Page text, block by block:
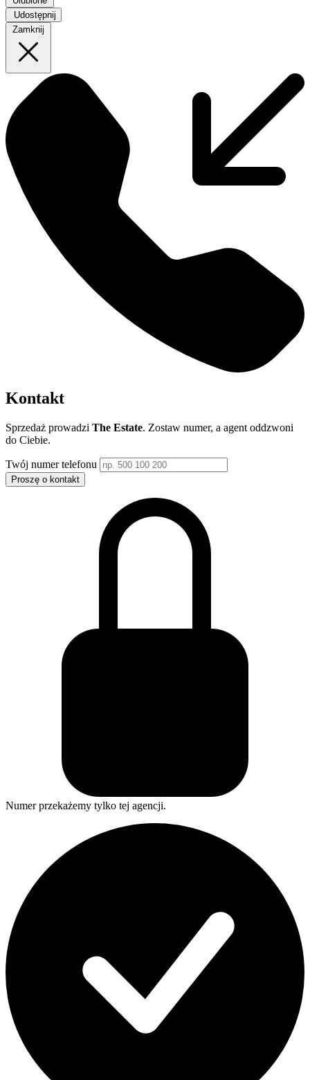
Udostępnij
Zamknij
Kontakt
Sprzedaż prowadzi The Estate. Zostaw numer, a agent oddzwoni
do Ciebie.
Twój numer telefonu
Proszę o kontakt
Numer przekażemy tylko tej agencji.